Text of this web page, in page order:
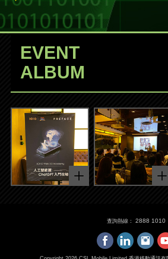
EVENT
ALBUM
查詢熱線： 2888 1010